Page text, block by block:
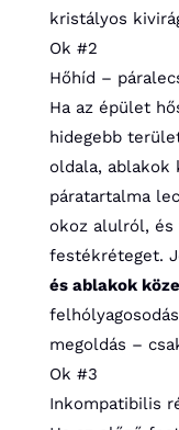
kristályos
Ok #2
Hőhíd –
Ha az épület
hidegebb
oldala, ablakok
páratartalma
okoz alulról, és
festékréteget.
és ablakok
megoldás –
Ok #3
Inkompatibilis